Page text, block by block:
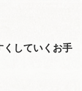
くしていくお手